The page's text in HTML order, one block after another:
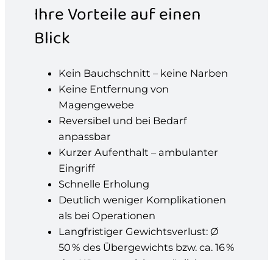
Ihre Vorteile auf einen
Blick
Kein Bauchschnitt – keine Narben
Keine Entfernung von
Magengewebe
Reversibel und bei Bedarf
anpassbar
Kurzer Aufenthalt – ambulanter
Eingriff
Schnelle Erholung
Deutlich weniger Komplikationen
als bei Operationen
Langfristiger Gewichtsverlust: Ø
50 % des Übergewichts bzw. ca. 16 %